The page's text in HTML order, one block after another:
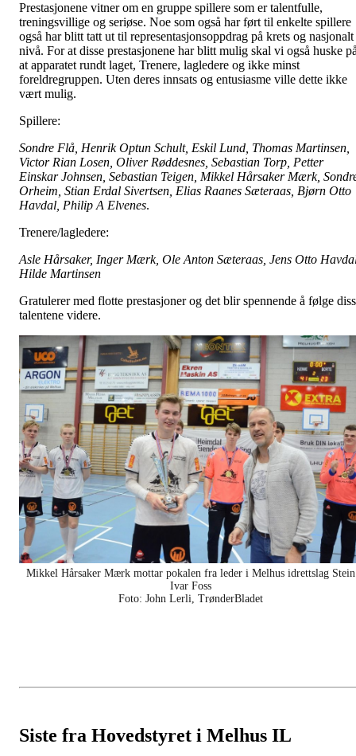
Prestasjonene vitner om en gruppe spillere som er talentfulle,
treningsvillige og seriøse. Noe som også har ført til enkelte spillere
også har blitt tatt ut til representasjonsoppdrag på krets og nasjonalt
nivå. For at disse prestasjonene har blitt mulig skal vi også huske
at apparatet rundt laget, Trenere, lagledere og ikke minst
foreldregruppen. Uten deres innsats og entusiasme ville dette ikke
vært mulig.
Spillere:
Sondre Flå, Henrik Optun Schult, Eskil Lund, Thomas Martinsen,
Victor Rian Losen, Oliver Røddesnes, Sebastian Torp, Petter
Einskar Johnsen, Sebastian Teigen, Mikkel Hårsaker Mærk,
Orheim, Stian Erdal Sivertsen, Elias Raanes Sæteraas, Bjørn Otto
Havdal, Philip A Elvenes.
Trenere/lagledere:
Asle Hårsaker, Inger Mærk, Ole Anton Sæteraas, Jens Otto
Hilde Martinsen
Gratulerer med flotte prestasjoner og det blir spennende å følge
talentene videre.
Mikkel Hårsaker Mærk mottar pokalen fra leder i Melhus idrettslag Stein
Ivar Foss
Foto: John Lerli, TrønderBladet
Siste fra Hovedstyret i Melhus IL